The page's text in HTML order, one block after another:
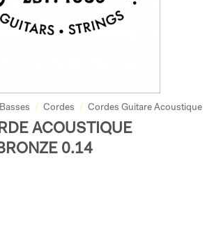
/ Cordes / Cordes Guitare Acoustique
ACOUSTIQUE
0.14